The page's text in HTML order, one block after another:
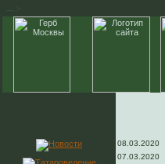
08.03.2020
07.03.2020